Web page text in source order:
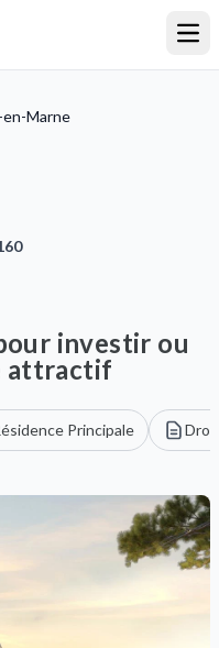
Marne
investir ou
attractif
Principale